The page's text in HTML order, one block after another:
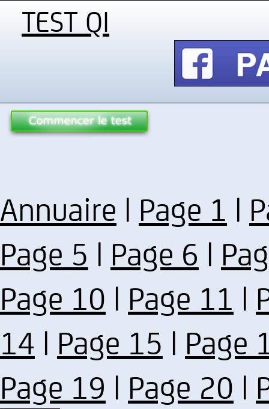
TEST QI
Annuaire | Page 1 |
Page 5 | Page 6 |
Page 10 | Page 11 |
14 | Page 15 | Page
Page 19 | Page 20 |